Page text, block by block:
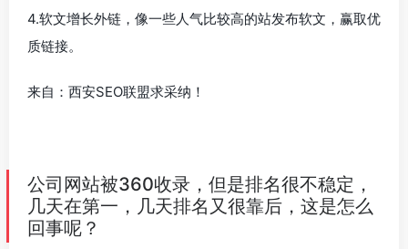
4.软文增长外链，像一些人气比较高的站发布软文，赢取优
质链接。
来自：西安SEO联盟求采纳！
公司网站被360收录，但是排名很不稳定，
几天在第一，几天排名又很靠后，这是怎么
回事呢？